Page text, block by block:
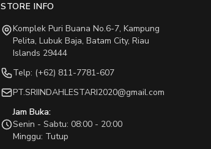
STORE INFO
Komplek Puri Buana No.6-7, Kampung
Pelita, Lubuk Baja, Batam City, Riau
Islands 29444
Telp: (+62) 811-7781-607
PT.SRIINDAHLESTARI2020@gmail.com
Jam Buka:
Senin - Sabtu: 08:00 - 20:00
Minggu: Tutup